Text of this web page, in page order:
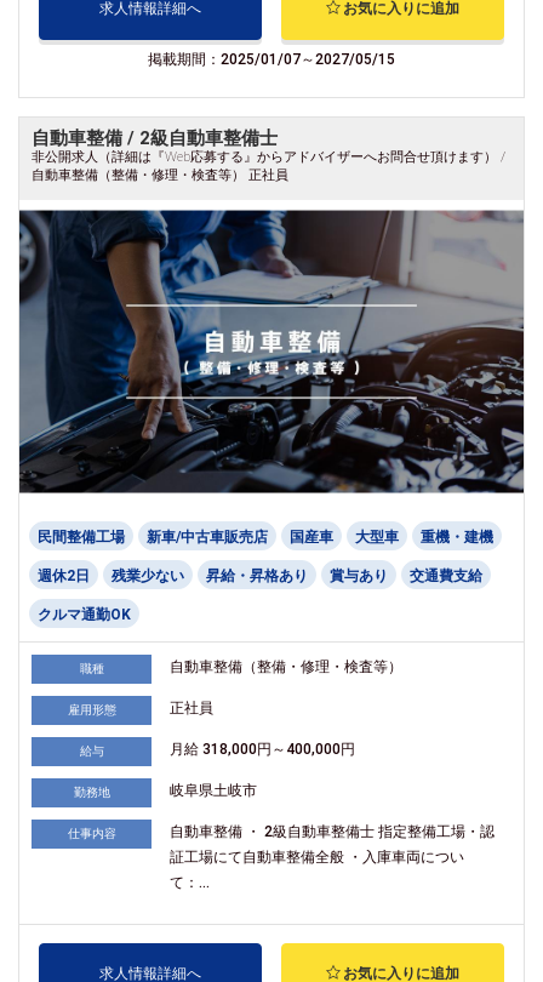
求人情報詳細へ お気に入りに追加
掲載期間：2025/01/07～2027/05/15
自動車整備 / 2級自動車整備士
非公開求人（詳細は『Web応募する』からアドバイザーへお問合せ頂けます） /
自動車整備（整備・修理・検査等） 正社員
民間整備工場 新車/中古車販売店 国産車 大型車 重機・建機
週休2日 残業少ない 昇給・昇格あり 賞与あり 交通費支給
クルマ通勤OK
職種 自動車整備（整備・修理・検査等）
雇用形態 正社員
給与 月給 318,000円～400,000円
勤務地 岐阜県土岐市
仕事内容
自動車整備 ・ 2級自動車整備士 指定整備工場・認
証工場にて自動車整備全般 ・入庫車両につい
て：...
求人情報詳細へ お気に入りに追加